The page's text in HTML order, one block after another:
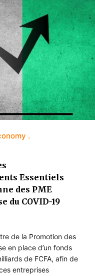
Essentiels
des PME
du COVID-19
de la Promotion des
en place d’un fonds
de FCFA, afin de
entreprises